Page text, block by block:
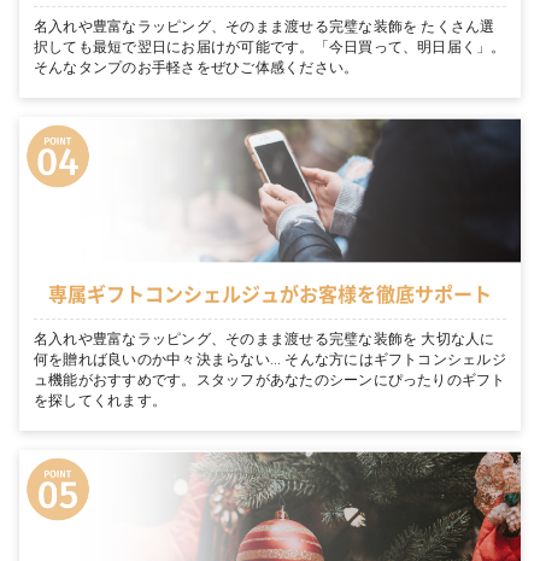
名入れや豊富なラッピング、そのまま渡せる完璧な装飾を たくさん選
択しても最短で翌日にお届けが可能です。「今日買って、明日届く」。
そんなタンプのお手軽さをぜひご体感ください。
専属ギフトコンシェルジュがお客様を徹底サポート
名入れや豊富なラッピング、そのまま渡せる完璧な装飾を 大切な人に
何を贈れば良いのか中々決まらない… そんな方にはギフトコンシェルジ
ュ機能がおすすめです。スタッフがあなたのシーンにぴったりのギフト
を探してくれます。